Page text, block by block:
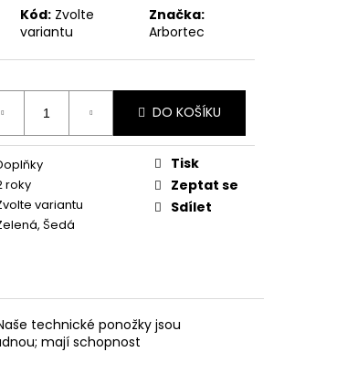
Kód: Zvolte
variantu
Značka:
Arbortec
DO KOŠÍKU
roky
variantu
Šedá
Tisk
Zeptat se
Sdílet
technické ponožky jsou
mají schopnost